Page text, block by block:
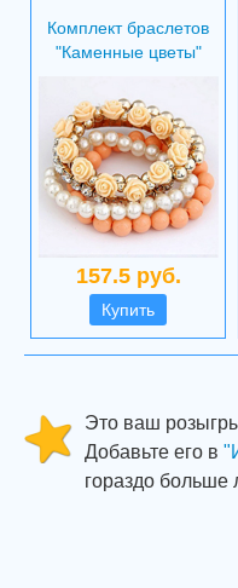
Комплект браслетов
"Каменные цветы"
157.5 руб.
Купить
Это ваш
Добавьте его в
гораздо больше